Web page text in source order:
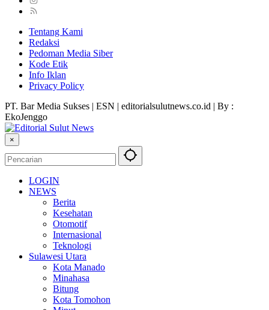
Tentang Kami
Redaksi
Pedoman Media Siber
Kode Etik
Info Iklan
Privacy Policy
PT. Bar Media Sukses | ESN | editorialsulutnews.co.id | By :
EkoJenggo
×
LOGIN
NEWS
Berita
Kesehatan
Otomotif
Internasional
Teknologi
Sulawesi Utara
Kota Manado
Minahasa
Bitung
Kota Tomohon